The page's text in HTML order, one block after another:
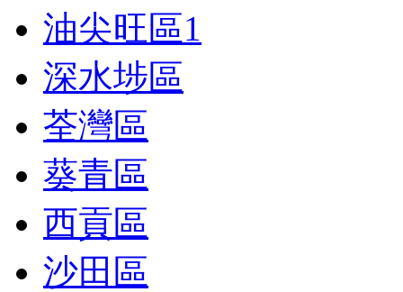
油尖旺區1
深水埗區
荃灣區
葵青區
西貢區
沙田區